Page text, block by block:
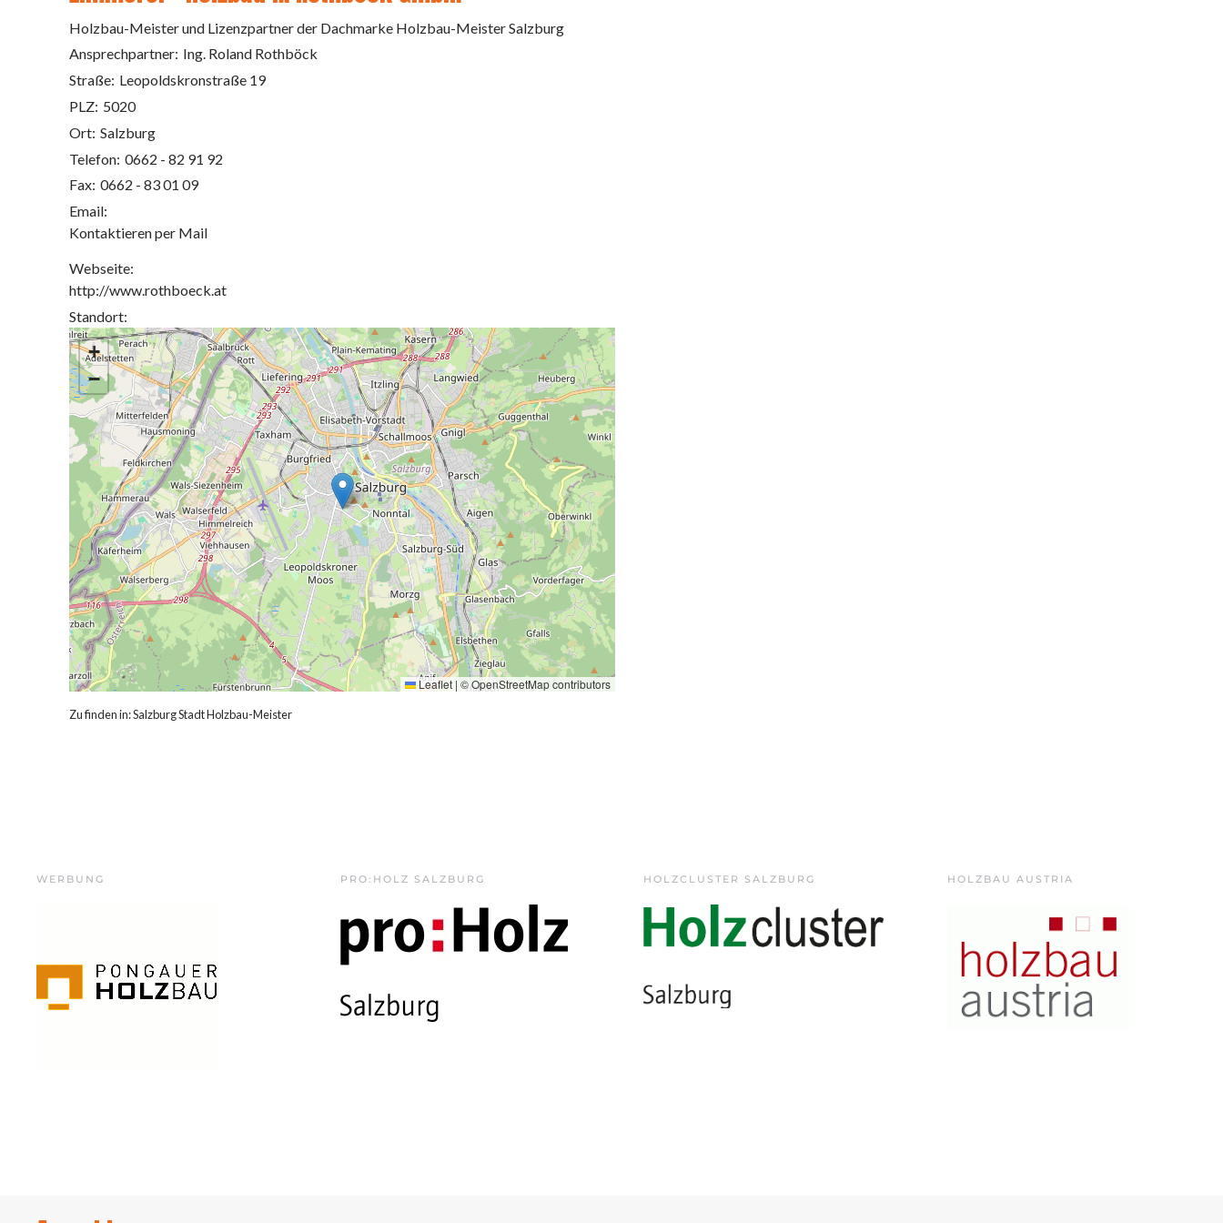
Holzbau-Meister und Lizenzpartner der Dachmarke Holzbau-Meister Salzburg
Ansprechpartner: Ing. Roland Rothböck
Straße: Leopoldskronstraße 19
PLZ: 5020
Ort: Salzburg
Telefon: 0662 - 82 91 92
Fax: 0662 - 83 01 09
Email:
Kontaktieren per Mail
Webseite:
http://www.rothboeck.at
Standort:
+
−
Leaflet | ©OpenStreetMapcontributors
Zu finden in:Salzburg Stadt Holzbau-Meister
WERBUNG PRO:HOLZ SALZBURG HOLZCLUSTER SALZBURG HOLZBAU AUSTRIA